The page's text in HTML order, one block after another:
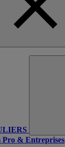
Pro & Entreprises